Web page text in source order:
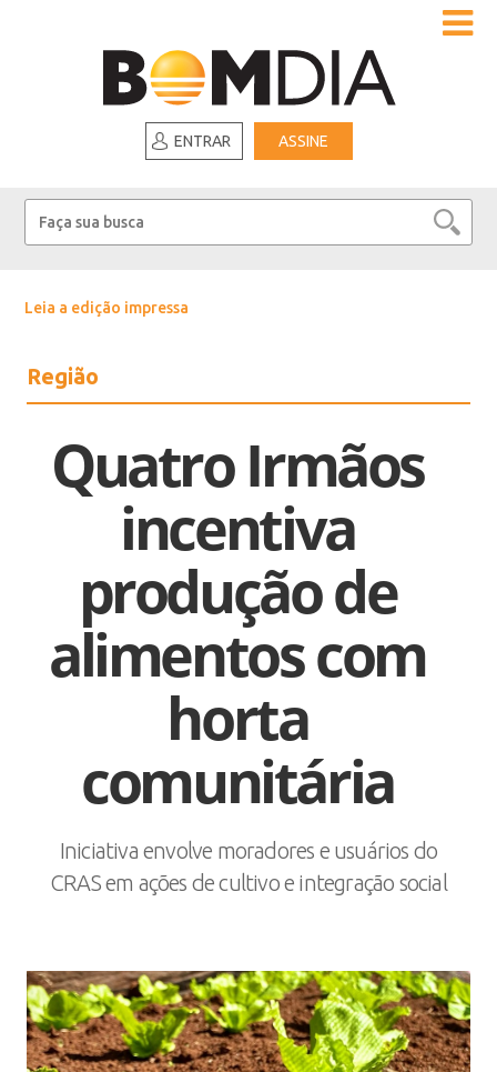
ENTRAR ASSINE
Leia a edição impressa
Região
Quatro Irmãos
incentiva
produção de
alimentos com
horta
comunitária
Iniciativa envolve moradores e usuários do
CRAS em ações de cultivo e integração social